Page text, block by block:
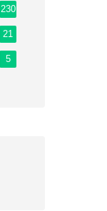
230
21
5